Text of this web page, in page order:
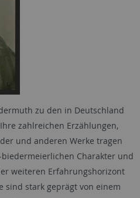
zu den in Deutschland
zahlreichen Erzählungen,
und anderen Werke tragen
Charakter und
weiteren Erfahrungshorizont
sind stark geprägt von einem